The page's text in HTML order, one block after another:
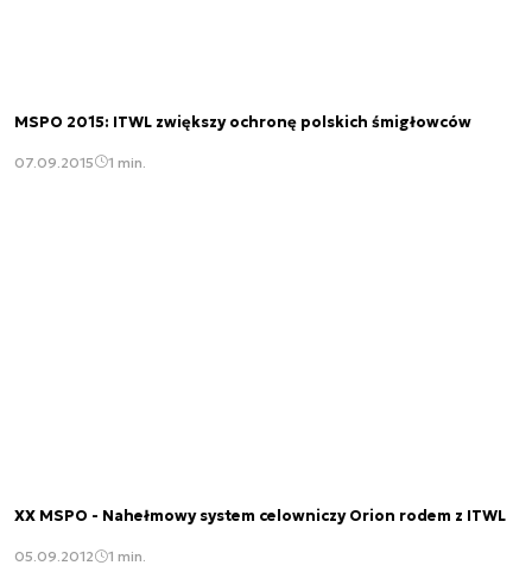
MSPO 2015: ITWL zwiększy ochronę polskich śmigłowców
07.09.2015 1 min.
XX MSPO - Nahełmowy system celowniczy Orion rodem z ITWL
05.09.2012 1 min.